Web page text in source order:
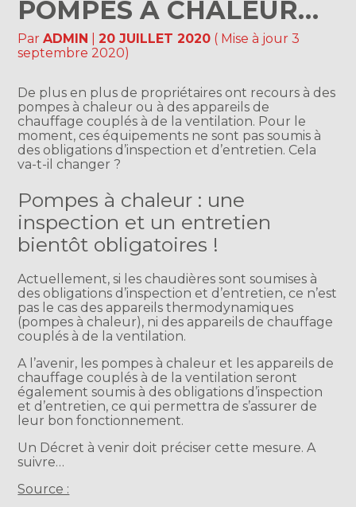
POMPES À CHALEUR…
ParADMIN |20 JUILLET 2020 ( Mise à jour 3
septembre 2020)
De plus en plus de propriétaires ont recours à des
pompes à chaleur ou à des appareils de
chauffage couplés à de la ventilation. Pour le
moment, ces équipements ne sont pas soumis à
des obligations d’inspection et d’entretien. Cela
va-t-il changer ?
Pompes à chaleur : une
inspection et un entretien
bientôt obligatoires !
Actuellement, si les chaudières sont soumises à
des obligations d’inspection et d’entretien, ce n’est
pas le cas des appareils thermodynamiques
(pompes à chaleur), ni des appareils de chauffage
couplés à de la ventilation.
A l’avenir, les pompes à chaleur et les appareils de
chauffage couplés à de la ventilation seront
également soumis à des obligations d’inspection
et d’entretien, ce qui permettra de s’assurer de
leur bon fonctionnement.
Un Décret à venir doit préciser cette mesure. A
suivre…
Source :